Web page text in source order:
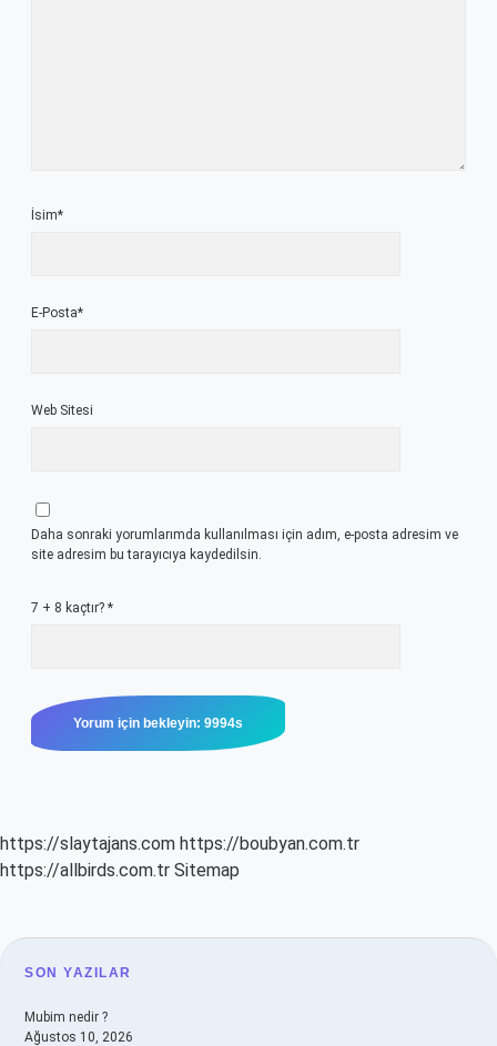
İsim*
E-Posta*
Web Sitesi
Daha sonraki yorumlarımda kullanılması için adım, e-posta adresim ve
site adresim bu tarayıcıya kaydedilsin.
7 + 8 kaçtır? *
https://slaytajans.com https://boubyan.com.tr
https://allbirds.com.tr Sitemap
SIDEBAR
SON YAZILAR
Mubim nedir ?
Ağustos 10, 2026